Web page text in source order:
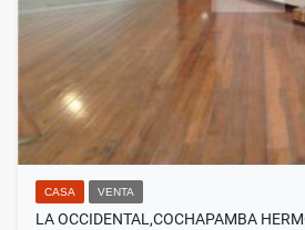
CASA VENTA
LA OCCIDENTAL,COCHAPAMBA